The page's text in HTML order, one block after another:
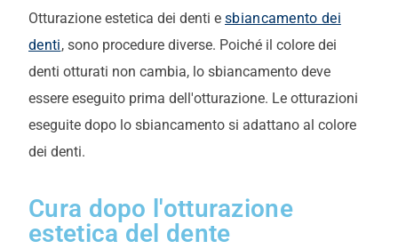
Otturazione estetica dei denti e sbiancamento dei
denti, sono procedure diverse. Poiché il colore dei
denti otturati non cambia, lo sbiancamento deve
essere eseguito prima dell'otturazione. Le otturazioni
eseguite dopo lo sbiancamento si adattano al colore
dei denti.
Cura dopo l'otturazione
estetica del dente